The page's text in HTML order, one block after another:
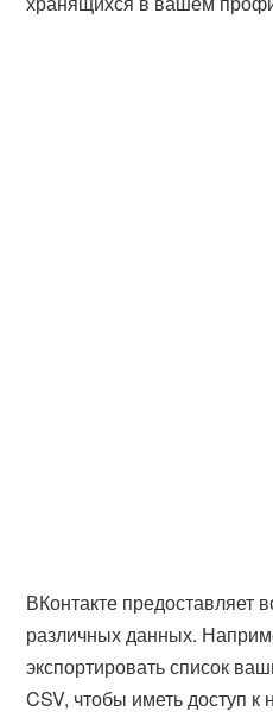
ВКонтакте предоставляет
различных данных.
экспортировать список
CSV, чтобы иметь доступ к